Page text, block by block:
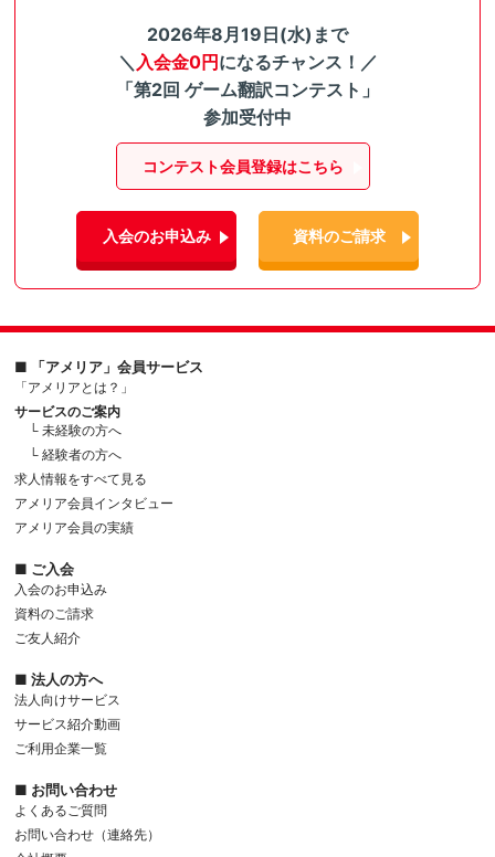
2026年8月19日(水)まで
＼ 入会金0円になるチャンス！／
「第2回 ゲーム翻訳コンテスト」
参加受付中
コンテスト会員登録はこちら
入会のお申込み 資料のご請求
■ 「アメリア」会員サービス
「アメリアとは？」
サービスのご案内
└ 未経験の方へ
└ 経験者の方へ
求人情報をすべて見る
アメリア会員インタビュー
アメリア会員の実績
■ ご入会
入会のお申込み
資料のご請求
ご友人紹介
■ 法人の方へ
法人向けサービス
サービス紹介動画
ご利用企業一覧
■ お問い合わせ
よくあるご質問
お問い合わせ（連絡先）